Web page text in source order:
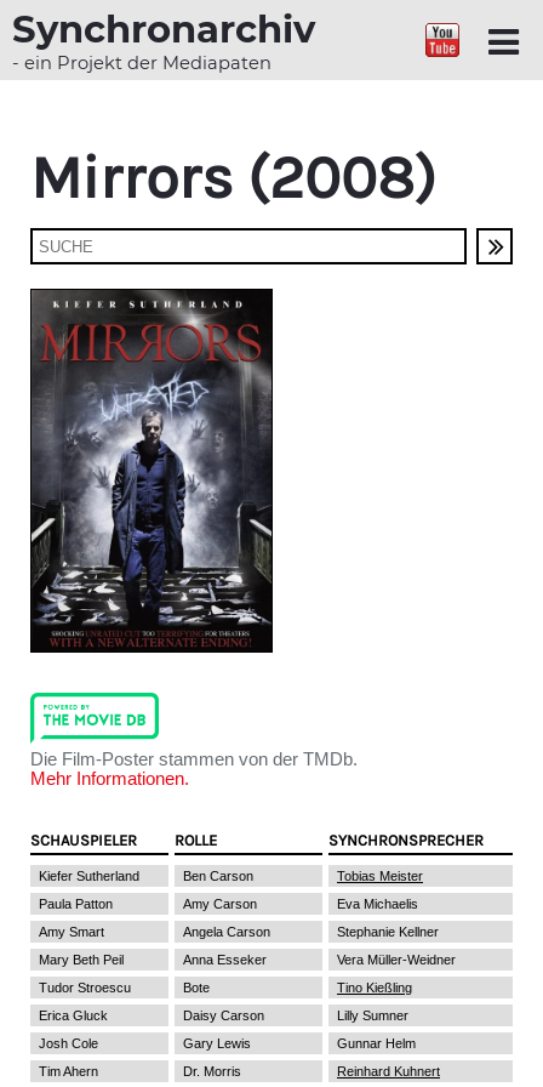
Synchronarchiv
- ein Projekt der Mediapaten
Mirrors (2008)
Die Film-Poster stammen von der TMDb.
Mehr Informationen.
SCHAUSPIELER ROLLE SYNCHRONSPRECHER
Kiefer Sutherland Ben Carson
Tobias Meister
Paula Patton
Amy Carson
Eva Michaelis
Amy Smart
Angela Carson
Stephanie Kellner
Mary Beth Peil
Anna Esseker
Vera Müller-Weidner
Tudor Stroescu
Bote
Tino Kießling
Erica Gluck
Daisy Carson
Lilly Sumner
Josh Cole
Gary Lewis
Gunnar Helm
Tim Ahern
Dr. Morris Reinhard Kuhnert